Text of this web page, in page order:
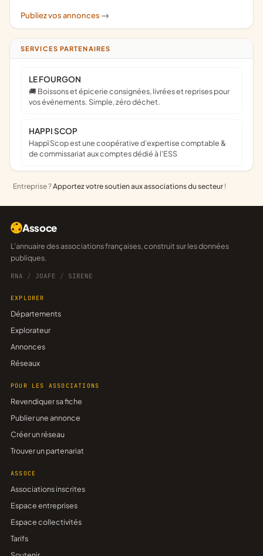
Publiez vos annonces ->
SERVICES PARTENAIRES
LE FOURGON
🚚 Boissons et épicerie consignées, livrées et reprises pour
vos événements. Simple, zéro déchet.
HAPPI SCOP
Happï Scop est une coopérative d’expertise comptable &
de commissariat aux comptes dédié à l'ESS
Entreprise ?Apportez votre soutien aux associations du secteur !
Assoce
L'annuaire des associations françaises, construit sur les données
publiques.
RNA / JOAFE / SIRENE
EXPLORER
Départements
Explorateur
Annonces
Réseaux
POUR LES ASSOCIATIONS
Revendiquer sa fiche
Publier une annonce
Créer un réseau
Trouver un partenariat
ASSOCE
Associations inscrites
Espace entreprises
Espace collectivités
Tarifs